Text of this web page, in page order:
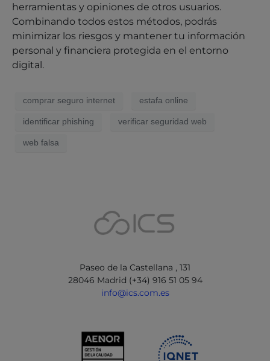
herramientas y opiniones de otros usuarios.
Combinando todos estos métodos, podrás
minimizar los riesgos y mantener tu información
personal y financiera protegida en el entorno
digital.
comprar seguro internet estafa online
identificar phishing verificar seguridad web
web falsa
Paseo de la Castellana , 131
28046 Madrid (+34) 916 51 05 94
info@ics.com.es